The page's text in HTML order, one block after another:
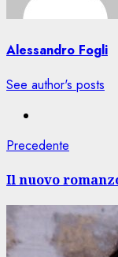
Alessandro Fogli
See author's posts
Navigazione
articolo
Precedente
Il nuovo